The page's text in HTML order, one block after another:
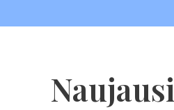
Naujausi